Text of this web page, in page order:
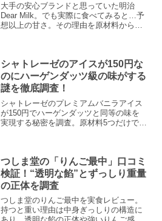
大手の安心ブランドと思っていた明治
Dear Milk。でも実際に食べてみると…予
想以上の甘さ。その理由を原材料から徹
シャトレーゼのアイスが150円な
のにハーゲンダッツ級の味がする
謎を徹底調査！
シャトレーゼのプレミアムバニラアイス
が150円でハーゲンダッツと同等の味を
実現する秘密を調査。原材料5つだけで高
つしま堂の「りんご最中」口コミ
検証！“透明な餡”とずっしり重量
の正体を調査
つしま堂のりんご最中を実食レビュー。
持つと重い理由は中身ぎっしりの構造に